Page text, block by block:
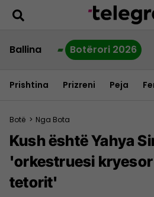
Ballina Botërori 2026
Prishtina Prizreni Peja
Botë > Nga Bota
Kush është Yahya
'orkestruesi
tetorit'